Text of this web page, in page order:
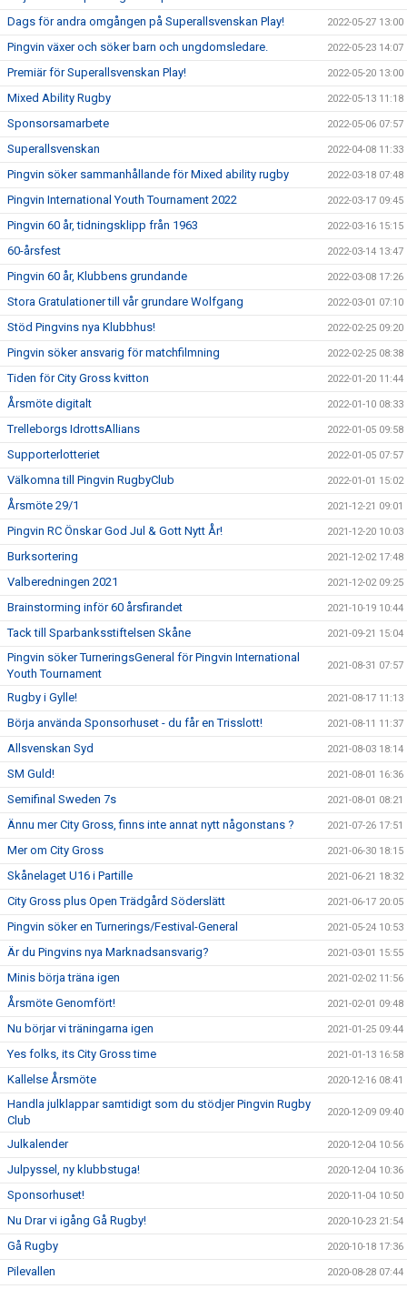
Dags för andra omgången på Superallsvenskan Play! 2022-05-27 13:00
Pingvin växer och söker barn och ungdomsledare. 2022-05-23 14:07
Premiär för Superallsvenskan Play! 2022-05-20 13:00
Mixed Ability Rugby 2022-05-13 11:18
Sponsorsamarbete 2022-05-06 07:57
Superallsvenskan 2022-04-08 11:33
Pingvin söker sammanhållande för Mixed ability rugby 2022-03-18 07:48
Pingvin International Youth Tournament 2022 2022-03-17 09:45
Pingvin 60 år, tidningsklipp från 1963 2022-03-16 15:15
60-årsfest 2022-03-14 13:47
Pingvin 60 år, Klubbens grundande 2022-03-08 17:26
Stora Gratulationer till vår grundare Wolfgang 2022-03-01 07:10
Stöd Pingvins nya Klubbhus! 2022-02-25 09:20
Pingvin söker ansvarig för matchfilmning 2022-02-25 08:38
Tiden för City Gross kvitton 2022-01-20 11:44
Årsmöte digitalt 2022-01-10 08:33
Trelleborgs IdrottsAllians 2022-01-05 09:58
Supporterlotteriet 2022-01-05 07:57
Välkomna till Pingvin RugbyClub 2022-01-01 15:02
Årsmöte 29/1 2021-12-21 09:01
Pingvin RC Önskar God Jul & Gott Nytt År! 2021-12-20 10:03
Burksortering 2021-12-02 17:48
Valberedningen 2021 2021-12-02 09:25
Brainstorming inför 60 årsfirandet 2021-10-19 10:44
Tack till Sparbanksstiftelsen Skåne 2021-09-21 15:04
Pingvin söker TurneringsGeneral för Pingvin International
Youth Tournament
2021-08-31 07:57
Rugby i Gylle! 2021-08-17 11:13
Börja använda Sponsorhuset - du får en Trisslott! 2021-08-11 11:37
Allsvenskan Syd 2021-08-03 18:14
SM Guld! 2021-08-01 16:36
Semifinal Sweden 7s 2021-08-01 08:21
Ännu mer City Gross, finns inte annat nytt någonstans ? 2021-07-26 17:51
Mer om City Gross 2021-06-30 18:15
Skånelaget U16 i Partille 2021-06-21 18:32
City Gross plus Open Trädgård Söderslätt 2021-06-17 20:05
Pingvin söker en Turnerings/Festival-General 2021-05-24 10:53
Är du Pingvins nya Marknadsansvarig? 2021-03-01 15:55
Minis börja träna igen 2021-02-02 11:56
Årsmöte Genomfört! 2021-02-01 09:48
Nu börjar vi träningarna igen 2021-01-25 09:44
Yes folks, its City Gross time 2021-01-13 16:58
Kallelse Årsmöte 2020-12-16 08:41
Handla julklappar samtidigt som du stödjer Pingvin Rugby
Club
2020-12-09 09:40
Julkalender 2020-12-04 10:56
Julpyssel, ny klubbstuga! 2020-12-04 10:36
Sponsorhuset! 2020-11-04 10:50
Nu Drar vi igång Gå Rugby! 2020-10-23 21:54
Gå Rugby 2020-10-18 17:36
Pilevallen 2020-08-28 07:44